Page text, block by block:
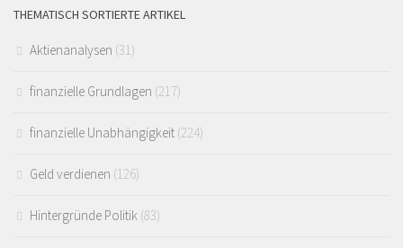
THEMATISCH SORTIERTE ARTIKEL
Aktienanalysen (31)
finanzielle Grundlagen (217)
finanzielle Unabhängigkeit (224)
Geld verdienen (126)
Hintergründe Politik (83)